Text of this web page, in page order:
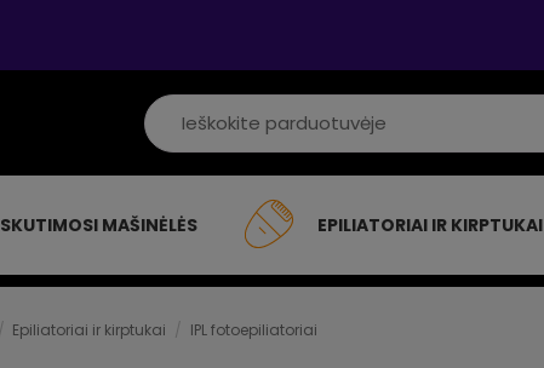
SKUTIMOSI MAŠINĖLĖS EPILIATORIAI IR KIRPTUKAI
Epiliatoriai ir kirptukai IPL fotoepiliatoriai